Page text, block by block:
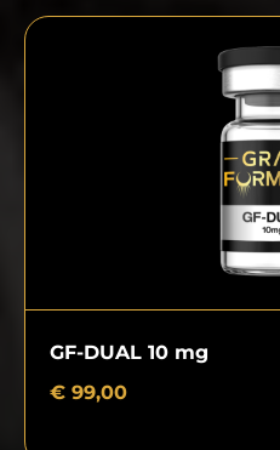
GF-DUAL 10 mg
€ 99,00